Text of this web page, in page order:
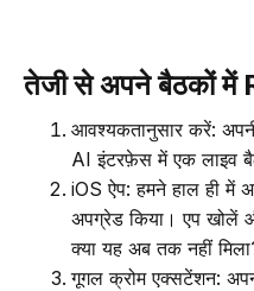
तेजी से अपने बैठकों में
आवश्यकतानुसार करें:
AI इंटरफ़ेस में एक लाइव
iOS ऐप: हमने हाल ही में
अपग्रेड किया। एप खोलें
क्या यह अब तक नहीं
गूगल क्रोम एक्सटेंशन: